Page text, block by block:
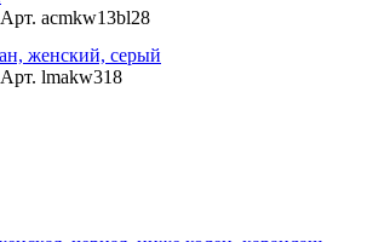
Арт. acmkw13bl28
Арт. lmakw318